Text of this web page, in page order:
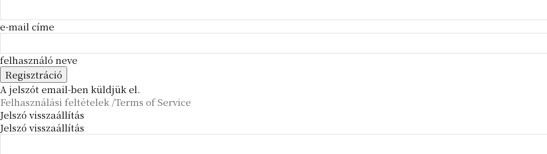
e-mail címe
felhasználó neve
A jelszót email-ben küldjük el.
Felhasználási feltételek /Terms of Service
Jelszó visszaállítás
Jelszó visszaállítás